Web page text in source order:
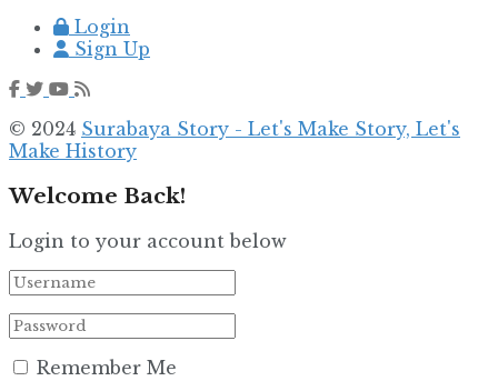
Login
Sign Up
© 2024 Surabaya Story - Let's Make Story, Let's
Make History
Welcome Back!
Login to your account below
Remember Me